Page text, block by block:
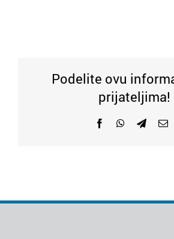
Podelite ovu
prijateljima!
FacebookWhatsApp